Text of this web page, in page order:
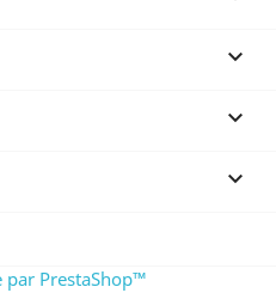



par PrestaShop™